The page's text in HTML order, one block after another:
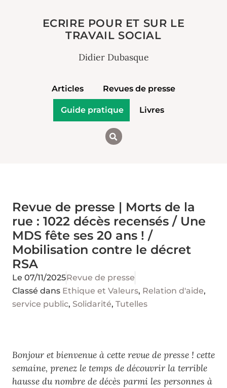
ECRIRE POUR ET SUR LE
TRAVAIL SOCIAL
Didier Dubasque
Articles Revues de presse
Guide pratique Livres
Revue de presse | Morts de la
rue : 1022 décès recensés / Une
MDS fête ses 20 ans ! /
Mobilisation contre le décret
RSA
Le 07/11/2025Revue de presse
Classé dans Ethique et Valeurs, Relation d'aide,
service public, Solidarité, Tutelles
Bonjour et bienvenue à cette revue de presse ! cette
semaine, prenez le temps de découvrir la terrible
hausse du nombre de décès parmi les personnes à